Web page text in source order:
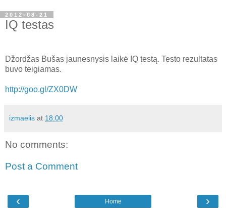
2012-08-21
IQ testas
Džordžas Bušas jaunesnysis laikė IQ testą. Testo rezultatas
buvo teigiamas.
http://goo.gl/ZX0DW
izmaelis at 18:00
No comments:
Post a Comment
‹ ›
Home